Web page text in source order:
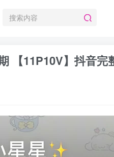
【11P10V】抖音完